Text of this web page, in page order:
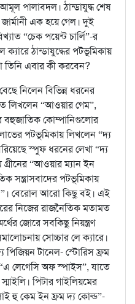
পালাবদল। ঠান্ডাযুদ্ধ শেষ
জার্মানী এক হয়ে গেল। দুই
“চেক পয়েন্ট চার্লি”-র
ঠান্ডাযুদ্ধের পটভূমিকায়
তিনি এবার কী করবেন?
নিলেন বিভিন্ন ধরনের
লিখলেন “আওয়ার গেম”,
বহুজাতিক কোম্পানিগুলোর
পটভূমিকায় লিখলেন “দ্য
স্পুফ ধরনের লেখা “দ্য
গ্রীনের “আওয়ার ম্যান ইন
সন্ত্রাসবাদের পটভূমিকায়
বেরোল আরো কিছু বই। এই
নিজের রাজনৈতিক মতামত
জোরে সবকিছু নিয়ন্ত্রণ
সোচ্চার লে ক্যারে।
টানেল- স্টোরিস ফ্রম
লেগেসি অফ স্পাইস”, যাতে
পিটার গাইলিয়মের
হু কেম ইন ফ্রম দ্য কোল্ড”-